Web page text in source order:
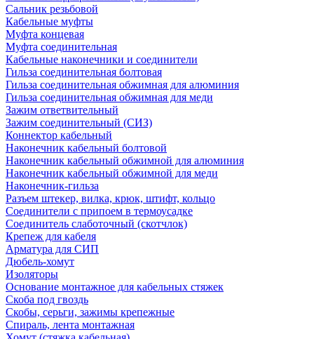
Сальник резьбовой
Кабельные муфты
Муфта концевая
Муфта соединительная
Кабельные наконечники и соединители
Гильза соединительная болтовая
Гильза соединительная обжимная для алюминия
Гильза соединительная обжимная для меди
Зажим ответвительный
Зажим соединительный (СИЗ)
Коннектор кабельный
Наконечник кабельный болтовой
Наконечник кабельный обжимной для алюминия
Наконечник кабельный обжимной для меди
Наконечник-гильза
Разъем штекер, вилка, крюк, штифт, кольцо
Соединители с припоем в термоусадке
Соединитель слаботочный (скотчлок)
Крепеж для кабеля
Арматура для СИП
Дюбель-хомут
Изоляторы
Основание монтажное для кабельных стяжек
Скоба под гвоздь
Скобы, серьги, зажимы крепежные
Спираль, лента монтажная